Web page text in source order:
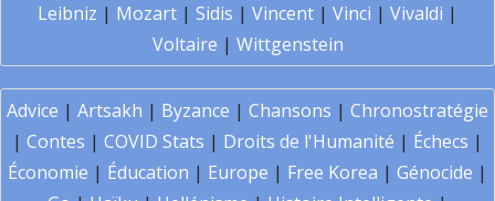
Leibniz | Mozart | Sidis | Vincent | Vinci | Vivaldi |
Voltaire | Wittgenstein
Advice | Artsakh | Byzance | Chansons | Chronostratégie
| Contes | COVID Stats | Droits de l'Humanité | Échecs |
Économie | Éducation | Europe | Free Korea | Génocide |